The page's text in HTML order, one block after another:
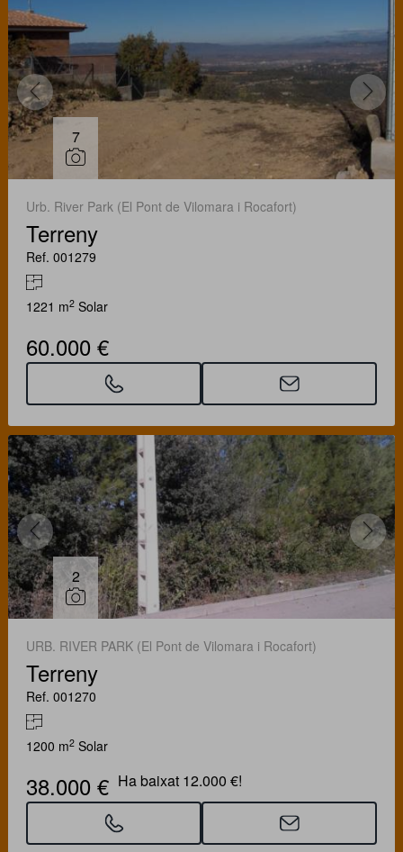
7
Urb. River Park (El Pont de Vilomara i Rocafort)
Terreny
Ref. 001279
1221 m2 Solar
60.000 €
2
URB. RIVER PARK (El Pont de Vilomara i Rocafort)
Terreny
Ref. 001270
1200 m2 Solar
38.000 € Ha baixat 12.000 €!